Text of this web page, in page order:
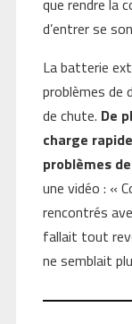
que rendre la
d’entrer se
La batterie
problèmes de
de chute. De
charge
problèmes
une vidéo : «
rencontrés
fallait tout
ne semblait